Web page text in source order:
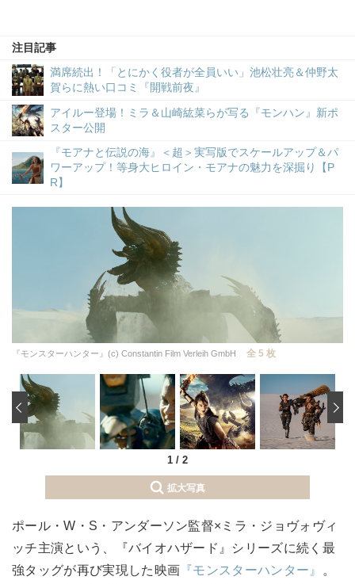
注目記事
満席続出！「とにかく役者が全員いい」池松壮亮＆仲野太
賀らに熱い口コミ『開戦前夜』
アイルー登場！ミラ＆山崎紘菜らが写る『モンハン』新ポ
スター公開
『モアナと伝説の海』＜超＞実写版でスケールアップ＆パ
ワーアップ！等身大ヒロイン・モアナの魅力を深掘り【P
R】
『モンスターハンター』(c) Constantin Film Verleih GmbH 全 5 枚
1 / 2
‹
拡大写真
ポール・W・S・アンダーソン監督×ミラ・ジョヴォヴィ
ッチ主演という、『バイオハザード』シリーズに続く最
強タッグが再び実現した映画 『モンスターハンター』
。